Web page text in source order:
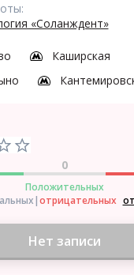
«Соланждент»
Каширская
0
Положительных
|отрицательных
Нет записи